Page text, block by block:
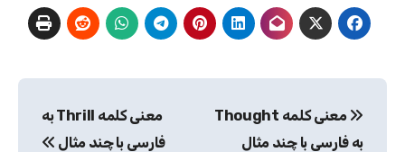
نوشته
معنی کلمه Thought
به فارسی با چند مثال
معنی کلمه Thrill به
فارسی با چند مثال